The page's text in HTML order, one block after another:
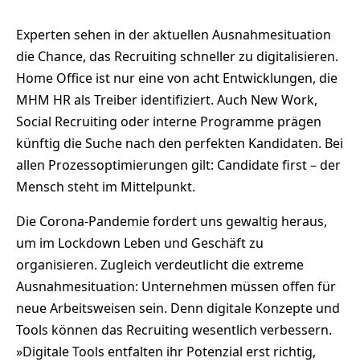
Experten sehen in der aktuellen Ausnahmesituation
die Chance, das Recruiting schneller zu digitalisieren.
Home Office ist nur eine von acht Entwicklungen, die
MHM HR als Treiber identifiziert. Auch New Work,
Social Recruiting oder interne Programme prägen
künftig die Suche nach den perfekten Kandidaten. Bei
allen Prozessoptimierungen gilt: Candidate first – der
Mensch steht im Mittelpunkt.
Die Corona-Pandemie fordert uns gewaltig heraus,
um im Lockdown Leben und Geschäft zu
organisieren. Zugleich verdeutlicht die extreme
Ausnahmesituation: Unternehmen müssen offen für
neue Arbeitsweisen sein. Denn digitale Konzepte und
Tools können das Recruiting wesentlich verbessern.
»Digitale Tools entfalten ihr Potenzial erst richtig,